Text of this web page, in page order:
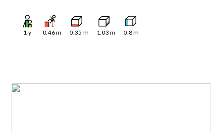
1 y 0.46m 0.35 m 1.03 m 0.8m